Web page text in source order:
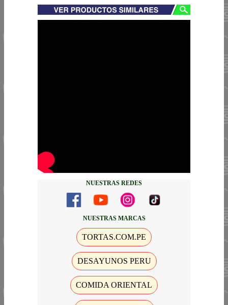
NUESTRAS REDES
NUESTRAS MARCAS
TORTAS.COM.PE
DESAYUNOS PERU
COMIDA ORIENTAL